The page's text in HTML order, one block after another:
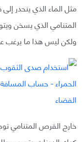
مثل الماء الذي ينحدر
المتنامي الذي يسخن
ولكن ليس هذا ما يرغب
خارج القرص المتنامي